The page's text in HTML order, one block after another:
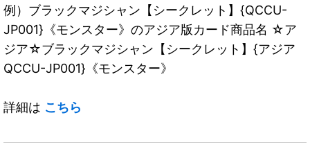
例）ブラックマジシャン【シークレット】{QCCU-
JP001}《モンスター》のアジア版カード商品名 ☆ア
ジア☆ブラックマジシャン【シークレット】{アジア
QCCU-JP001}《モンスター》
詳細は こちら